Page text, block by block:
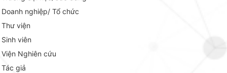
Doanh nghiệp/ Tổ chức
Thư viện
Sinh viên
Viện Nghiên cứu
Tác giả